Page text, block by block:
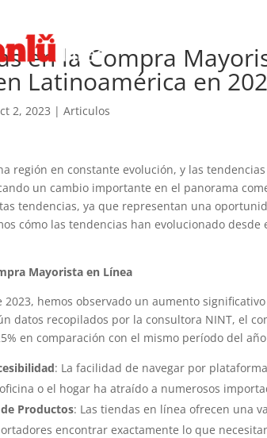
en la Compra
Latinoamérica en
2, 2023 |Articulos
región en constante evolución, y las
un cambio importante en el panorama
tendencias, ya que representan una
cómo las tendencias han evolucionado
Mayorista en Línea
2023, hemos observado un aumento
datos recopilados por la consultora NINT, el
en comparación con el mismo período del
: La facilidad de navegar por
o el hogar ha atraído a numerosos
Productos: Las tiendas en línea ofrecen una
encontrar exactamente lo que